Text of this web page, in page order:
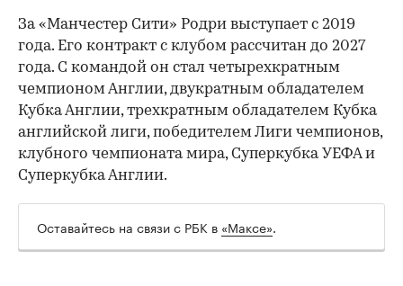
00:00 / 00:00
За «Манчестер Сити» Родри выступает с 2019
года. Его контракт с клубом рассчитан до 2027
года. С командой он стал четырехкратным
чемпионом Англии, двукратным обладателем
Кубка Англии, трехкратным обладателем Кубка
английской лиги, победителем Лиги чемпионов,
клубного чемпионата мира, Суперкубка УЕФА и
Суперкубка Англии.
Оставайтесь на связи с РБК в «Максе».